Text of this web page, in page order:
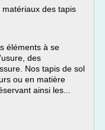
des tapis
éléments à se
des
Nos tapis de sol
ou en matière
ainsi les...